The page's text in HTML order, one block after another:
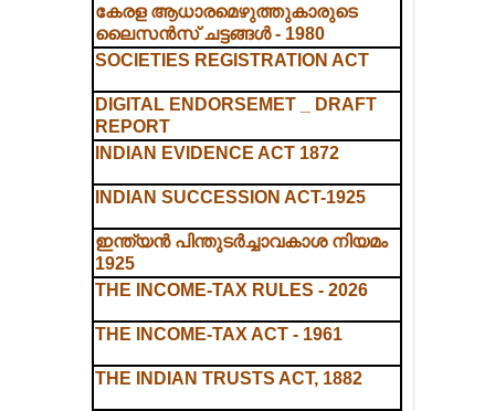
കേരള ആധാരമെഴുത്തുകാരുടെ
ലൈസൻസ് ചട്ടങ്ങൾ - 1980
SOCIETIES REGISTRATION ACT
DIGITAL ENDORSEMET _ DRAFT
REPORT
INDIAN EVIDENCE ACT 1872
INDIAN SUCCESSION ACT-1925
ഇന്ത്യൻ പിന്തുടർച്ചാവകാശ നിയമം
1925
THE INCOME-TAX RULES - 2026
THE INCOME-TAX ACT - 1961
THE INDIAN TRUSTS ACT, 1882